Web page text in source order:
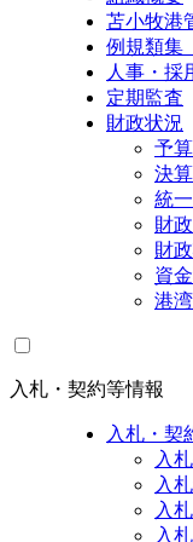
苫小牧港
例規類集
人事・採
定期監査
財政状況
予
決
統
財
財
資
港
入札・契約等情報
入札・契
入
入
入
入